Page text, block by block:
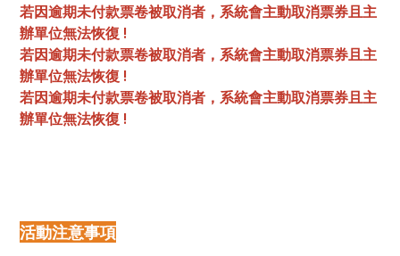
若因逾期未付款票卷被取消者，系統會主動取消票券且主
辦單位無法恢復 !
若因逾期未付款票卷被取消者，系統會主動取消票券且主
辦單位無法恢復 !
若因逾期未付款票卷被取消者，系統會主動取消票券且主
辦單位無法恢復 !
活動注意事項